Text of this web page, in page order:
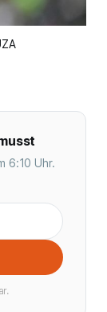
6:10 Uhr.